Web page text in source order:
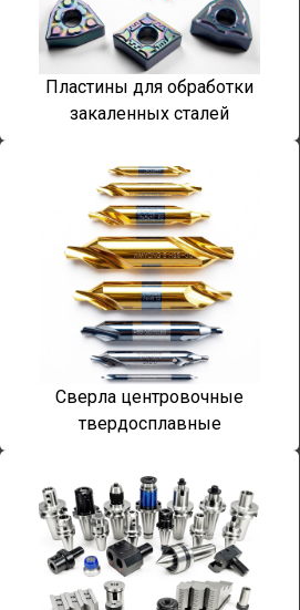
Пластины для обработки
закаленных сталей
Сверла центровочные
твердосплавные